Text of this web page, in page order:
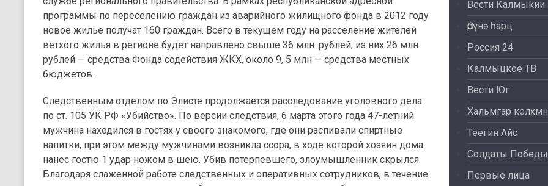
программы по переселению граждан из аварийного жилищного фонда в 2012 году
новое жилье получат 160 граждан. Всего в текущем году на расселение жителей
ветхого жилья в регионе будет направлено свыше 36 млн. рублей, из них 26 млн.
рублей — средства Фонда содействия ЖКХ, около 9, 5 млн — средства местных
бюджетов.
Следственным отделом по Элисте продолжается расследование уголовного дела
по ст. 105 УК РФ «Убийство». По версии следствия, 6 марта этого года 47-летний
мужчина находился в гостях у своего знакомого, где они распивали спиртные
напитки, при этом между мужчинами возникла ссора, в ходе которой хозяин дома
нанес гостю 1 удар ножом в шею. Убив потерпевшего, злоумышленник скрылся.
Благодаря слаженной работе следственных и оперативных сотрудников, в течение
Вести Калмыкии
Өрүнә һарц
Россия 24
Калмыцкое ТВ
Вести Юг
Хальмгар келхмн
Теегин Айс
Солдаты Победы
Первые лица